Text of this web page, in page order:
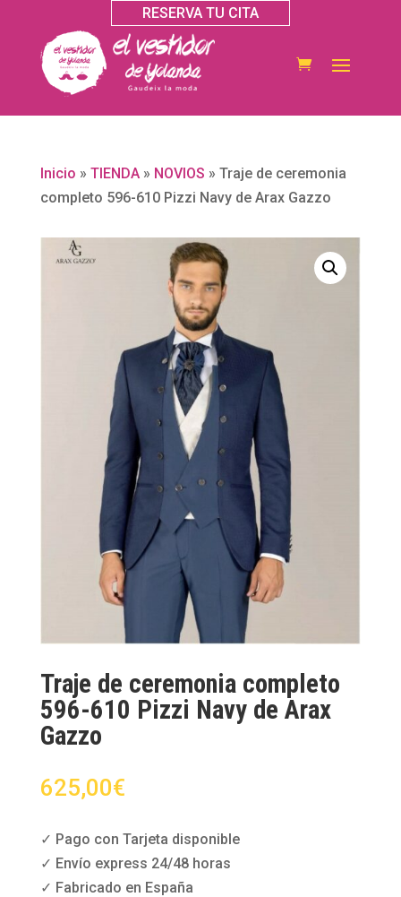
RESERVA TU CITA
Inicio » TIENDA» NOVIOS » Traje de ceremonia
completo 596-610 Pizzi Navy de Arax Gazzo
Traje de ceremonia completo
596-610 Pizzi Navy de Arax
Gazzo
625,00€
✓ Pago con Tarjeta disponible
✓ Envío express 24/48 horas
✓ Fabricado en España